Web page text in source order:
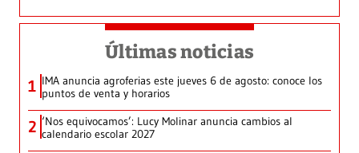
Últimas noticias
1 IMA anuncia agroferias este jueves 6 de agosto: conoce los
puntos de venta y horarios
2 ‘Nos equivocamos’: Lucy Molinar anuncia cambios al
calendario escolar 2027